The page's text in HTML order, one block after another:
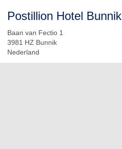
Postillion Hotel Bunnik
Baan van Fectio 1
3981 HZ Bunnik
Nederland